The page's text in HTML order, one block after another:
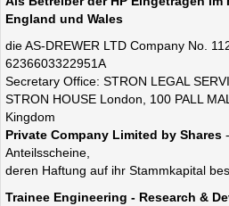
England und Wales
die AS-DREWER LTD Company No.
6236603322951A
Secretary Office: STRON LEGAL
STRON HOUSE London, 100 PALL
Kingdom
Private Company Limited by Shares
Anteilsscheine,
deren Haftung auf ihr Stammkapital
Trainee Engineering - Research &